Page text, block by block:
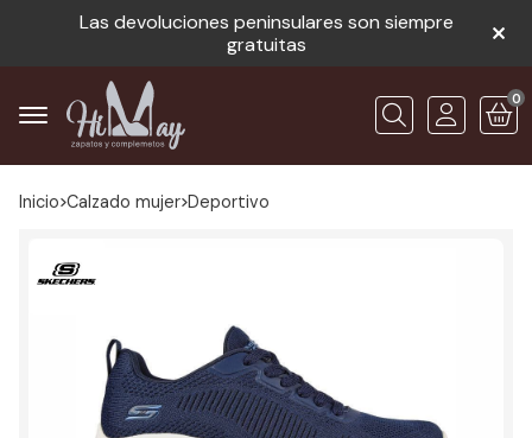
Las devoluciones peninsulares son siempre
gratuitas
Buscar
0
Inicio calzado mujer deportivo